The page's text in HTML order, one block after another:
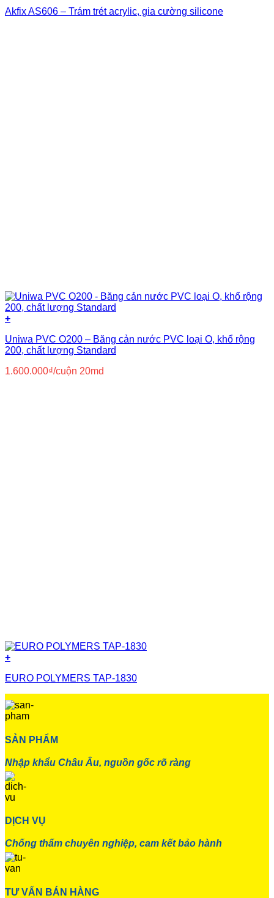
Akfix AS606 – Trám trét acrylic, gia cường silicone
+
Uniwa PVC O200 – Băng cản nước PVC loại O, khổ rộng
200, chất lượng Standard
1.600.000₫/cuộn 20md
+
EURO POLYMERS TAP-1830
SẢN PHẨM
Nhập khẩu Châu Âu, nguồn gốc rõ ràng
DỊCH VỤ
Chống thấm chuyên nghiệp, cam kết bảo hành
TƯ VẤN BÁN HÀNG